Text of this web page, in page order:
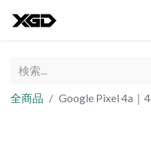
全商品 Google Pixel 4a｜